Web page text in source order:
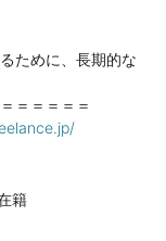
ために、長期的な
＝＝＝＝＝
籍